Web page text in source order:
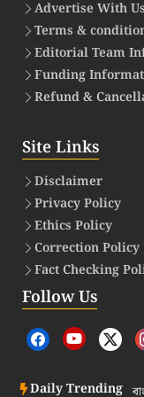
Advertise With Us
Terms &
Editorial Team
Funding
Refund &
Site Links
Disclaimer
Privacy Policy
Ethics Policy
Correction Policy
Fact Checking
Follow Us
Daily Trending